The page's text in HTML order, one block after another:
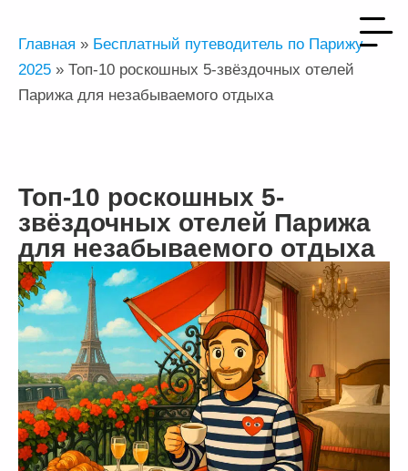
Главная » Бесплатный путеводитель по Парижу
2025 » Топ-10 роскошных 5-звёздочных отелей
Парижа для незабываемого отдыха
Топ-10 роскошных 5-
звёздочных отелей Парижа
для незабываемого отдыха